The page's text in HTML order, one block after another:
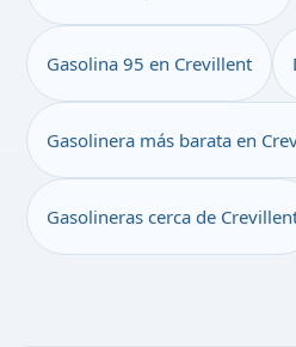
Gasolina 95 en Crevillent
Gasolinera más barata en
Gasolineras cerca de